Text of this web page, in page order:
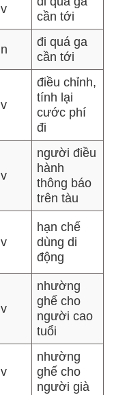
v
cần tới
n
đi quá ga
cần tới
v
điều chỉnh,
tính lại
cước phí
đi
v
người điều
hành
thông báo
trên tàu
v
hạn chế
dùng di
động
v
nhường
ghế cho
người cao
tuổi
v
nhường
ghế cho
người già